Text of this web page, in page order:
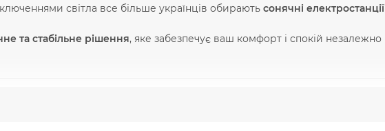
світла все більше українців обирають сонячні електростанції
та стабільне рішення, яке забезпечує ваш комфорт і спокій незалежно